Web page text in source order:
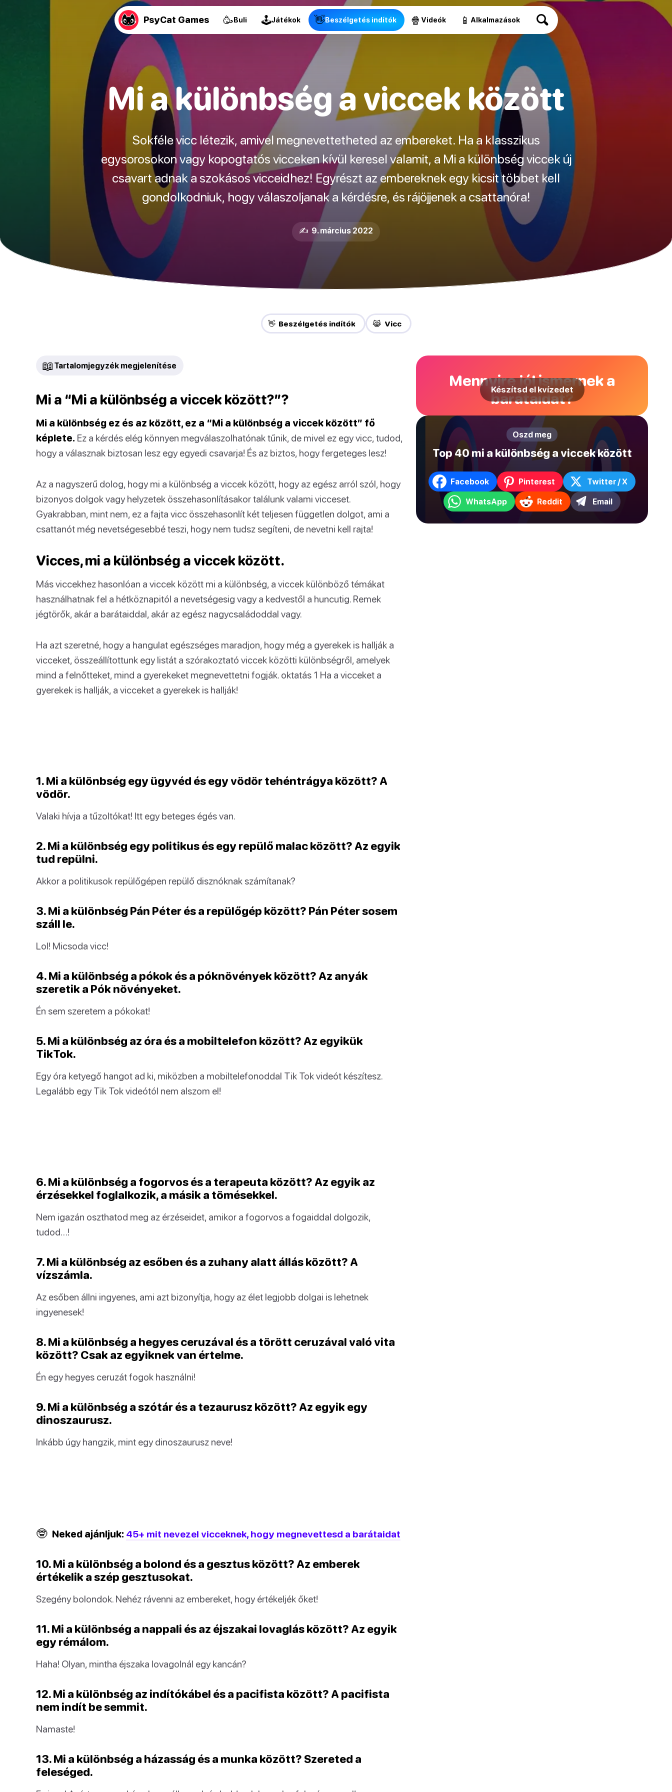
PsyCat Games 🥳Buli 🕹Játékok 👋Beszélgetés indítók 🍿 Videók 📱 Alkalmazások
Mi a különbség a viccek között
Sokféle vicc létezik, amivel megnevettetheted az embereket. Ha a klasszikus
egysorosokon vagy kopogtatós vicceken kívül keresel valamit, a Mi a különbség viccek új
csavart adnak a szokásos vicceidhez! Egyrészt az embereknek egy kicsit többet kell
gondolkodniuk, hogy válaszoljanak a kérdésre, és rájöjjenek a csattanóra!
✍️ 9. március 2022
👋 Beszélgetés indítók 😹 Vicc
📖 Tartalomjegyzék megjelenítése
Mi a “Mi a különbség a viccek között?”?
Mi a különbség ez és az között, ez a “Mi a különbség a viccek között” fő
képlete. Ez a kérdés elég könnyen megválaszolhatónak tűnik, de mivel ez egy vicc, tudod,
hogy a válasznak biztosan lesz egy egyedi csavarja! És az biztos, hogy fergeteges lesz!
Az a nagyszerű dolog, hogy mi a különbség a viccek között, hogy az egész arról szól, hogy
bizonyos dolgok vagy helyzetek összehasonlításakor találunk valami vicceset.
Gyakrabban, mint nem, ez a fajta vicc összehasonlít két teljesen független dolgot, ami a
csattanót még nevetségesebbé teszi, hogy nem tudsz segíteni, de nevetni kell rajta!
Vicces, mi a különbség a viccek között.
Más viccekhez hasonlóan a viccek között mi a különbség, a viccek különböző témákat
használhatnak fel a hétköznapitól a nevetségesig vagy a kedvestől a huncutig. Remek
jégtörők, akár a barátaiddal, akár az egész nagycsaládoddal vagy.
Ha azt szeretné, hogy a hangulat egészséges maradjon, hogy még a gyerekek is hallják a
vicceket, összeállítottunk egy listát a szórakoztató viccek közötti különbségről, amelyek
mind a felnőtteket, mind a gyerekeket megnevettetni fogják. oktatás 1 Ha a vicceket a
gyerekek is hallják, a vicceket a gyerekek is hallják!
1. Mi a különbség egy ügyvéd és egy vödör tehéntrágya között? A
vödör.
Valaki hívja a tűzoltókat! Itt egy beteges égés van.
2. Mi a különbség egy politikus és egy repülő malac között? Az egyik
tud repülni.
Akkor a politikusok repülőgépen repülő disznóknak számítanak?
3. Mi a különbség Pán Péter és a repülőgép között? Pán Péter sosem
száll le.
Lol! Micsoda vicc!
4. Mi a különbség a pókok és a póknövények között? Az anyák
szeretik a Pók növényeket.
Én sem szeretem a pókokat!
5. Mi a különbség az óra és a mobiltelefon között? Az egyikük
TikTok.
Egy óra ketyegő hangot ad ki, miközben a mobiltelefonoddal Tik Tok videót készítesz.
Legalább egy Tik Tok videótól nem alszom el!
6. Mi a különbség a fogorvos és a terapeuta között? Az egyik az
érzésekkel foglalkozik, a másik a tömésekkel.
Nem igazán oszthatod meg az érzéseidet, amikor a fogorvos a fogaiddal dolgozik,
tudod…!
7. Mi a különbség az esőben és a zuhany alatt állás között? A
vízszámla.
Az esőben állni ingyenes, ami azt bizonyítja, hogy az élet legjobb dolgai is lehetnek
ingyenesek!
8. Mi a különbség a hegyes ceruzával és a törött ceruzával való vita
között? Csak az egyiknek van értelme.
Én egy hegyes ceruzát fogok használni!
9. Mi a különbség a szótár és a tezaurusz között? Az egyik egy
dinoszaurusz.
Inkább úgy hangzik, mint egy dinoszaurusz neve!
🤓 Neked ajánljuk: 45+ mit nevezel vicceknek, hogy megnevettesd a barátaidat
10. Mi a különbség a bolond és a gesztus között? Az emberek
értékelik a szép gesztusokat.
Szegény bolondok. Nehéz rávenni az embereket, hogy értékeljék őket!
11. Mi a különbség a nappali és az éjszakai lovaglás között? Az egyik
egy rémálom.
Haha! Olyan, mintha éjszaka lovagolnál egy kancán?
12. Mi a különbség az indítókábel és a pacifista között? A pacifista
nem indít be semmit.
Namaste!
13. Mi a különbség a házasság és a munka között? Szereted a
feleséged.
Mennyire jól ismernek a
barátaidat?
Készítsd el kvízedet
Oszd meg
Top 40 mi a különbség a viccek között
Facebook Pinterest Twitter / X
WhatsApp Reddit Email